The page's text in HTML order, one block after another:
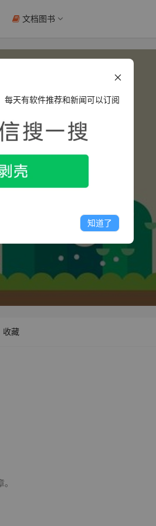
文档图书
收藏
每天有软件推荐和新闻可以订阅
知道了